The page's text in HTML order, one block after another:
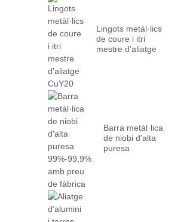
Lingots metàl·lics
de coure i itri
mestre d'aliatge
Barra metàl·lica
de niobi d'alta
puresa